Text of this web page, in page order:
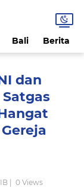
Bali Berita
dan
| 0 Views